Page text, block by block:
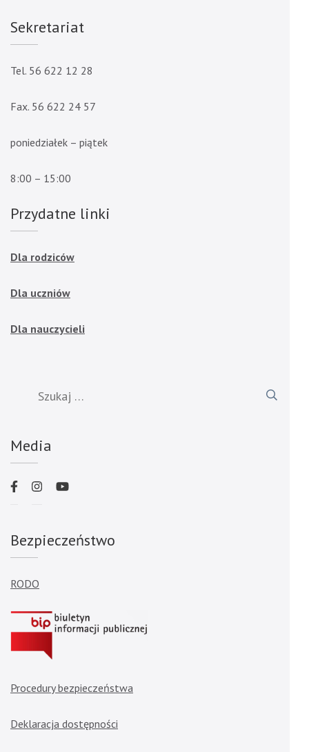
Sekretariat
Tel. 56 622 12 28
Fax. 56 622 24 57
poniedziałek – piątek
8:00 – 15:00
Przydatne linki
Dla rodziców
Dla uczniów
Dla nauczycieli
Media
Bezpieczeństwo
RODO
Procedury bezpieczeństwa
Deklaracja dostępności